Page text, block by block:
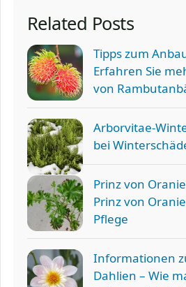
Related Posts
Tipps zum
Erfahren Sie
von
Arborvitae-
bei
Prinz von
Prinz von
Pflege
Informationen
Dahlien – Wie